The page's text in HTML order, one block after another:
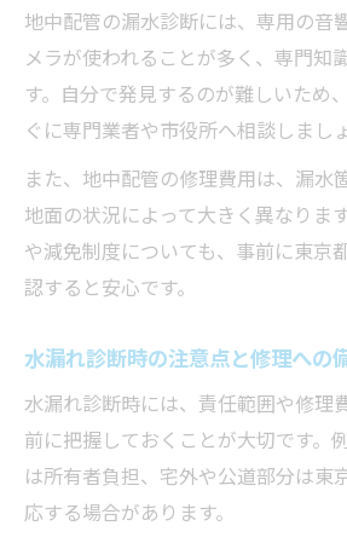
地中配管の漏水診断には、専用の音
メラが使われることが多く、専門知
す。自分で発見するのが難しいため
ぐに専門業者や市役所へ相談しまし
また、地中配管の修理費用は、漏水
地面の状況によって大きく異なりま
や減免制度についても、事前に東京
認すると安心です。
水漏れ診断時の注意点と修理への
水漏れ診断時には、責任範囲や修理
前に把握しておくことが大切です。
は所有者負担、宅外や公道部分は東
応する場合があります。